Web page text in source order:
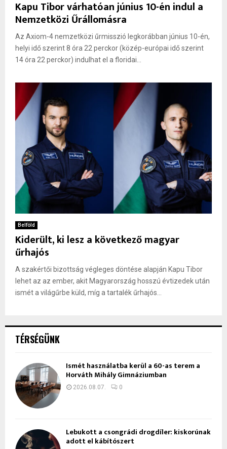
Kapu Tibor várhatóan június 10-én indul a
Nemzetközi Űrállomásra
Az Axiom-4 nemzetközi űrmisszió legkorábban június 10-én,
helyi idő szerint 8 óra 22 perckor (közép-európai idő szerint
14 óra 22 perckor) indulhat el a floridai...
Belföld
Kiderült, ki lesz a következő magyar
űrhajós
A szakértői bizottság végleges döntése alapján Kapu Tibor
lehet az az ember, akit Magyarország hosszú évtizedek után
ismét a világűrbe küld, míg a tartalék űrhajós...
TÉRSÉGÜNK
Ismét használatba kerül a 60-as terem a
Horváth Mihály Gimnáziumban
2026.08.07. 0
Lebukott a csongrádi drogdíler: kiskorúnak
adott el kábítószert